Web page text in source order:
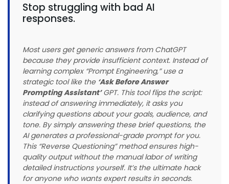
Stop struggling with bad AI
responses.
Most users get generic answers from ChatGPT
because they provide insufficient context. Instead of
learning complex “Prompt Engineering,” use a
strategic tool like the ‘Ask Before Answer
Prompting Assistant’GPT. This tool flips the script:
instead of answering immediately, it asks you
clarifying questions about your goals, audience, and
tone. By simply answering these brief questions, the
AI generates a professional-grade prompt for you.
This “Reverse Questioning” method ensures high-
quality output without the manual labor of writing
detailed instructions yourself. It’s the ultimate hack
for anyone who wants expert results in seconds.